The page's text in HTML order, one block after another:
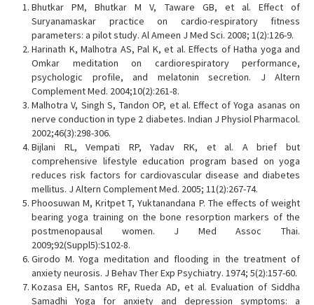
Bhutkar PM, Bhutkar M V, Taware GB, et al. Effect of
Suryanamaskar practice on cardio-respiratory fitness
parameters: a pilot study. Al Ameen J Med Sci. 2008; 1(2):126-9.
Harinath K, Malhotra AS, Pal K, et al. Effects of Hatha yoga and
Omkar meditation on cardiorespiratory performance,
psychologic profile, and melatonin secretion. J Altern
Complement Med. 2004;10(2):261-8.
Malhotra V, Singh S, Tandon OP, et al. Effect of Yoga asanas on
nerve conduction in type 2 diabetes. Indian J Physiol Pharmacol.
2002;46(3):298-306.
Bijlani RL, Vempati RP, Yadav RK, et al. A brief but
comprehensive lifestyle education program based on yoga
reduces risk factors for cardiovascular disease and diabetes
mellitus. J Altern Complement Med. 2005; 11(2):267-74.
Phoosuwan M, Kritpet T, Yuktanandana P. The effects of weight
bearing yoga training on the bone resorption markers of the
postmenopausal women. J Med Assoc Thai.
2009;92(Suppl5):S102-8.
Girodo M. Yoga meditation and flooding in the treatment of
anxiety neurosis. J Behav Ther Exp Psychiatry. 1974; 5(2):157-60.
Kozasa EH, Santos RF, Rueda AD, et al. Evaluation of Siddha
Samadhi Yoga for anxiety and depression symptoms: a